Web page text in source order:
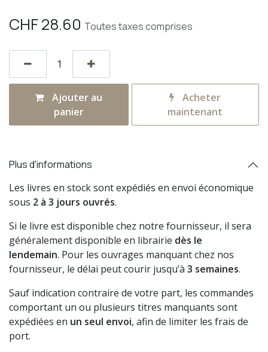
CHF28.60 Toutes taxes comprises
Ajouter au
panier
Acheter
maintenant
Plus d'informations
Les livres en stock sont expédiés en envoi économique
sous 2 à 3 jours ouvrés.
Si le livre est disponible chez notre fournisseur, il sera
généralement disponible en librairie dès le
lendemain. Pour les ouvrages manquant chez nos
fournisseur, le délai peut courir jusqu’à 3 semaines.
Sauf indication contraire de votre part, les commandes
comportant un ou plusieurs titres manquants sont
expédiées en un seul envoi, afin de limiter les frais de
port.